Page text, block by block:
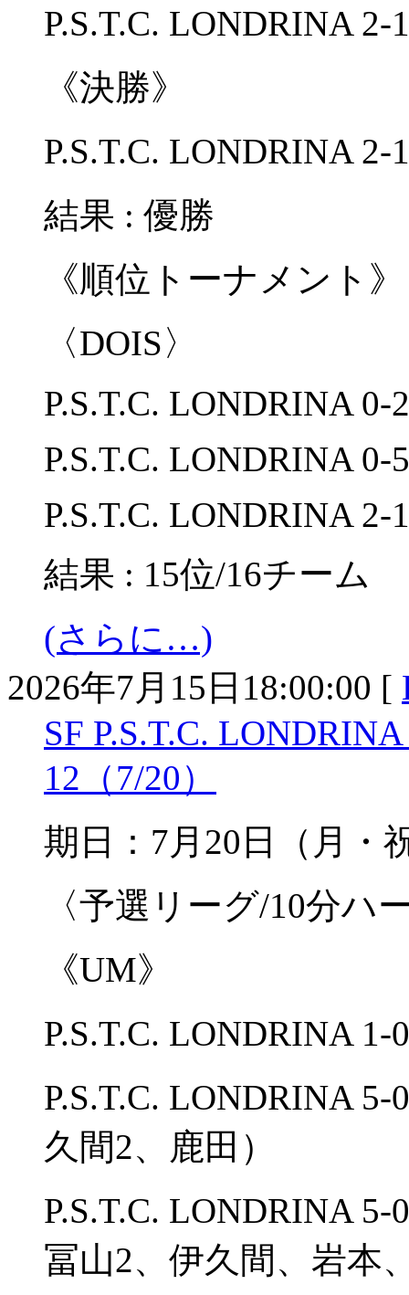
P.S.T.C. LONDRINA 2-
《決勝》
P.S.T.C. LONDRINA
結果 : 優勝
《順位トーナメント》
〈DOIS〉
P.S.T.C. LONDRINA 0-
P.S.T.C. LONDRINA
P.S.T.C. LONDRINA
結果 : 15位/16チーム
(さらに…)
2026年7月15日18:00:00 [
SF P.S.T.C.
12（7/20）
期日：7月20日（月
〈予選リーグ/10分ハ
《UM》
P.S.T.C. LONDRINA
P.S.T.C. LONDRINA
久間2、鹿田）
P.S.T.C. LONDRINA
冨山2、伊久間、岩本